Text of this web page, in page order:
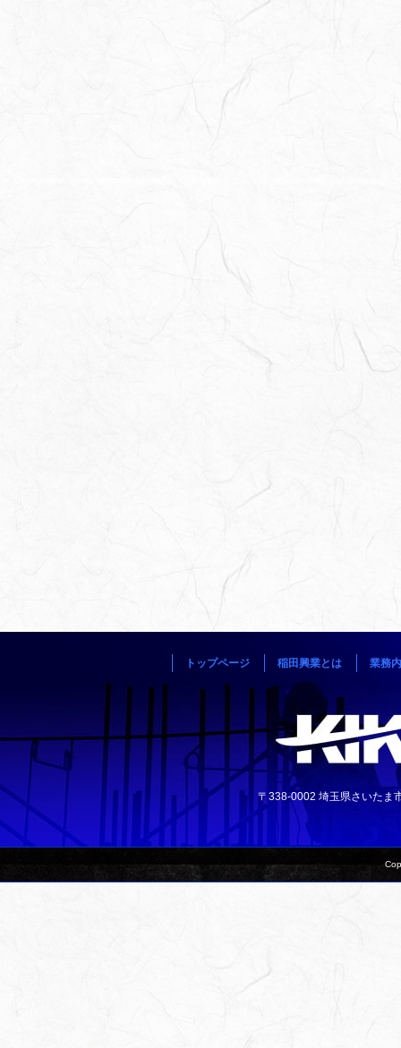
トップページ 稲田興業とは 業務
〒338-0002 埼玉県さいた